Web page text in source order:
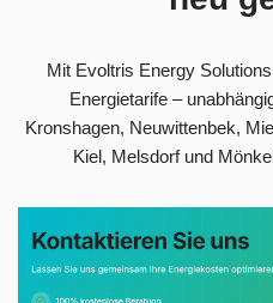
Mit Evoltris Energy
Energietarife –
Kronshagen, Neuwittenbek,
Kiel, Melsdorf und